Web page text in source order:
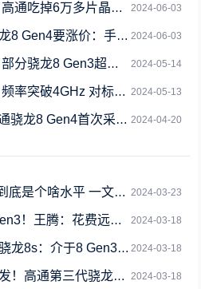
2024-06-03
吃掉6万多片晶圆产能
2024-06-03
涨价：手机厂商压力山大
2024-05-14
8 Gen3超大杯旗舰停产
2024-05-13
4GHz 对标苹果A18 Pro
2024-04-20
Gen4首次采用3nm工艺
2024-03-23
个啥水平 一文了解详情
2024-03-18
王腾：花费远超2亿
2024-03-18
介于8 Gen3和8 Gen2之间
2024-03-18
三代骁龙8s移动平台发布